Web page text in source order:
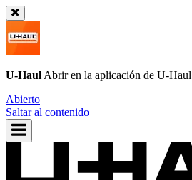
U-Haul Abrir en la aplicación de U-Haul
Abierto
Saltar al contenido